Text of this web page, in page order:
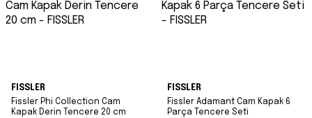
FISSLER
Fissler Phi Collection Cam
Kapak Derin Tencere 20 cm
FISSLER
Fissler Adamant Cam Kapak 6
Parça Tencere Seti